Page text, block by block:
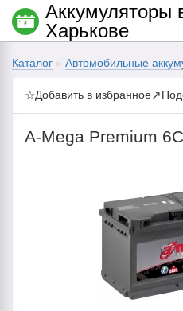
Каталог » Автомобильные
☆Добавить в избранное↗
A-Mega Premium
Аккумуляторы
Харькове